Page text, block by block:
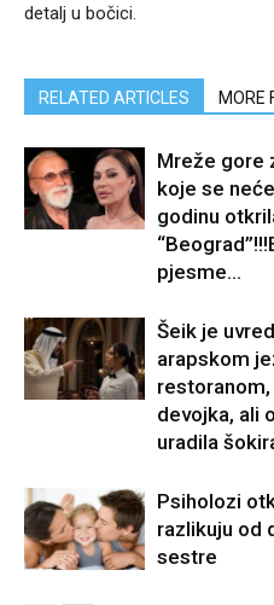
detalj u bočici.
RELATED ARTICLES MORE
Mreže gore
koje se
godinu
pjesme...
Šeik je
arapskom
devojka, ali
uradila
Psiholozi
razlikuju od
sestre